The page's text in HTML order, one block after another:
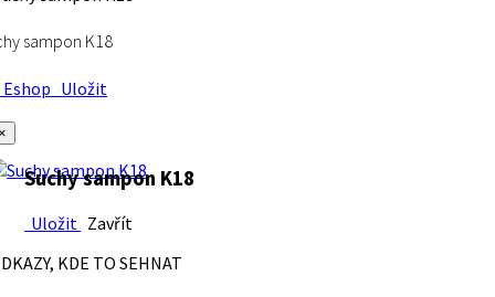
sampon K18
Uložit
Suchy sampon K18
Uložit Zavřít
KDE TO SEHNAT